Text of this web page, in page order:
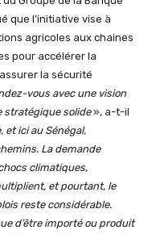
que l’initiative vise à
agricoles aux chaines
pour accélérer la
la sécurité
vous avec une vision
stratégique solide», a-t-il
et ici au Sénégal,
La demande
climatiques,
et pourtant, le
reste considérable.
d’être importé ou produit